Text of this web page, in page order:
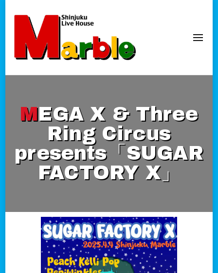
新宿Marble
official website
MEGA X & Three
Ring Circus
presents「SUGAR
FACTORY X」